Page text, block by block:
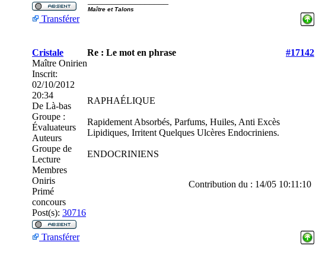
Maître et Talons
Transférer
Cristale Re : Le mot en phrase
#17142
Maître Onirien
Inscrit:
02/10/2012
20:34
De Là-bas
Groupe :
Évaluateurs
Auteurs
Groupe de
Lecture
Membres
Oniris
Primé
concours
Post(s): 30716
RAPHAÉLIQUE
Rapidement Absorbés, Parfums, Huiles, Anti Excès
Lipidiques, Irritent Quelques Ulcères Endocriniens.
ENDOCRINIENS
Contribution du : 14/05 10:11:10
Transférer